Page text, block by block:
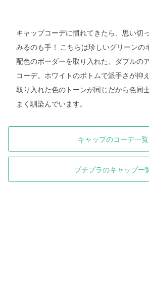
キャップコーデに慣れてきたら、思い切
みるのも手！ こちらは珍しいグリーンの
配色のボーダーを取り入れた、ダブルの
コーデ。ホワイトのボトムで派手さが抑
取り入れた色のトーンが同じだから色同
まく馴染んでいます。
キャップのコーデ一覧
プチプラのキャップ一